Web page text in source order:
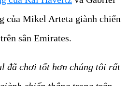
của Mikel Arteta giành chiến
sân Emirates.
đã chơi tốt hơn chúng tôi rất